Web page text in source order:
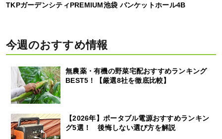
TKPガーデンシティPREMIUM池袋 バンケットホール4B
今週のおすすめ情報
無農薬・有機の野菜宅配おすすめランキング
BEST5！【厳選8社を徹底比較】
【2026年】ポータブル電源おすすめランキン
グ5選！ 後悔しない選び方を解説